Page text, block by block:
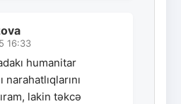
16:33
humanitar
lakin təkcə